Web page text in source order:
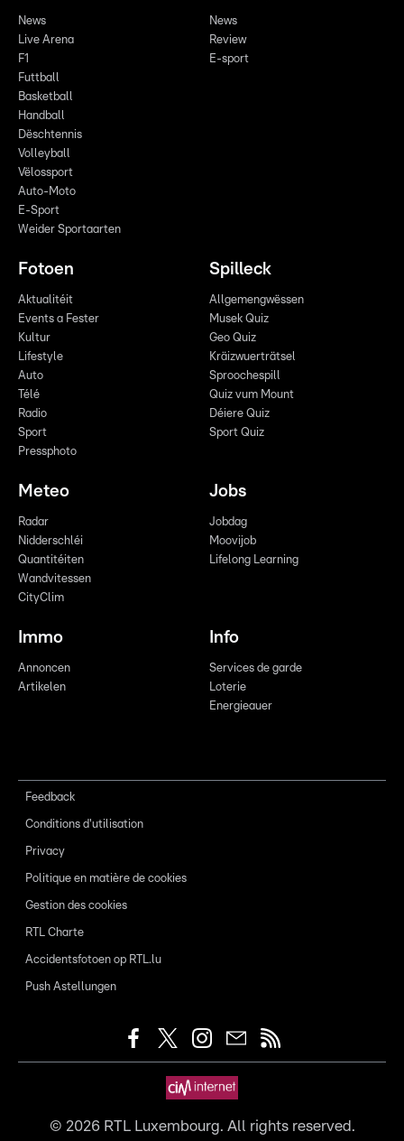
News
Live Arena
F1
Futtball
Basketball
Handball
Dëschtennis
Volleyball
Vëlossport
Auto-Moto
E-Sport
Weider Sportaarten
News
Review
E-sport
Fotoen
Aktualitéit
Events a Fester
Kultur
Lifestyle
Auto
Télé
Radio
Sport
Pressphoto
Spilleck
Allgemengwëssen
Musek Quiz
Geo Quiz
Kräizwuerträtsel
Sproochespill
Quiz vum Mount
Déiere Quiz
Sport Quiz
Meteo
Radar
Nidderschléi
Quantitéiten
Wandvitessen
CityClim
Jobs
Jobdag
Moovijob
Lifelong Learning
Immo
Annoncen
Artikelen
Info
Services de garde
Loterie
Energieauer
Feedback
Conditions d'utilisation
Privacy
Politique en matière de cookies
Gestion des cookies
RTL Charte
Accidentsfotoen op RTL.lu
Push Astellungen
© 2026RTL Luxembourg. All rights reserved.